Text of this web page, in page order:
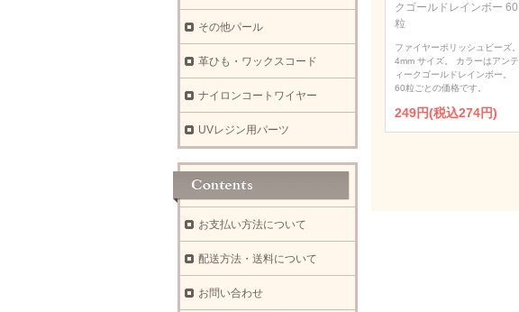
クゴールドレインボー 60
粒
ファイヤーポリッシュビーズ。
4mm サイズ。 カラーはアンテ
ィークゴールドレインボー。
60粒ごとの価格です。
249円(税込274円)
その他パール
革ひも・ワックスコード
ナイロンコートワイヤー
UVレジン用パーツ
お支払い方法について
配送方法・送料について
お問い合わせ